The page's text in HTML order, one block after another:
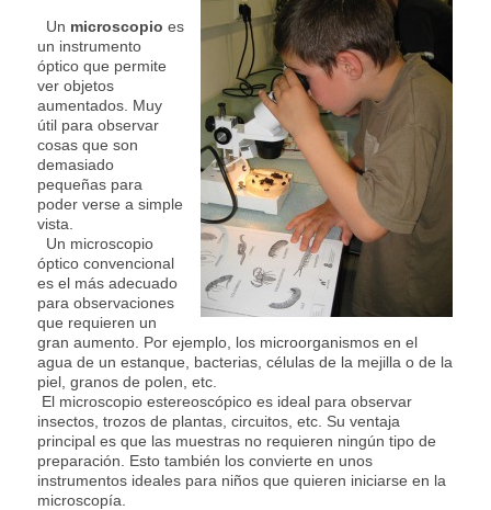
Un microscopio es
un instrumento
óptico que permite
ver objetos
aumentados. Muy
útil para observar
cosas que son
demasiado
pequeñas para
poder verse a simple
vista.
Un microscopio
óptico convencional
es el más adecuado
para observaciones
que requieren un
gran aumento. Por ejemplo, los microorganismos en el
agua de un estanque, bacterias, células de la mejilla o de la
piel, granos de polen, etc.
El microscopio estereoscópico es ideal para observar
insectos, trozos de plantas, circuitos, etc. Su ventaja
principal es que las muestras no requieren ningún tipo de
preparación. Esto también los convierte en unos
instrumentos ideales para niños que quieren iniciarse en la
microscopía.